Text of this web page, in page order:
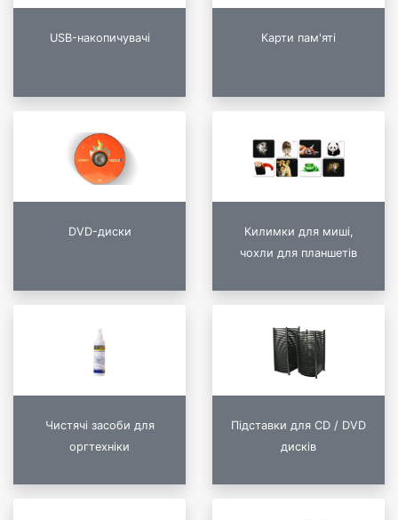
USB-накопичувачі Карти пам'яті
DVD-диски
Килимки для миші,
чохли для планшетів
Чистячі засоби для
оргтехніки
Підставки для CD / DVD
дисків